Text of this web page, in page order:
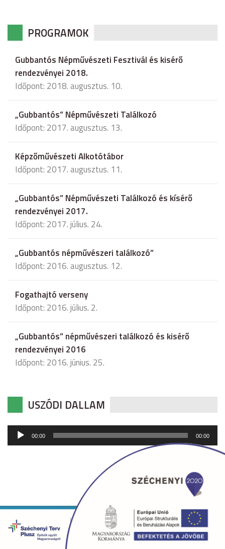
PROGRAMOK
Gubbantós Népművészeti Fesztivál és kisérő
rendezvényei 2018.
Időpont: 2018. augusztus. 10.
„Gubbantós” Népművészeti Találkozó
Időpont: 2017. augusztus. 13.
Képzőművészeti Alkotótábor
Időpont: 2017. augusztus. 11.
„Gubbantós” Népművészeti Találkozó és kísérő
rendezvényei 2017.
Időpont: 2017. július. 24.
„Gubbantós népművészeri találkozó”
Időpont: 2016. augusztus. 12.
Fogathajtó verseny
Időpont: 2016. július. 2.
„Gubbantós” népművészeri találkozó és kisérő
rendezvényei 2016
Időpont: 2016. június. 25.
USZÓDI DALLAM
Audió
lejátszó
00:00 00:00
Copyright © 2026 uszod.hu Minden jog fenntartva. •
Készítette:fridrik.me